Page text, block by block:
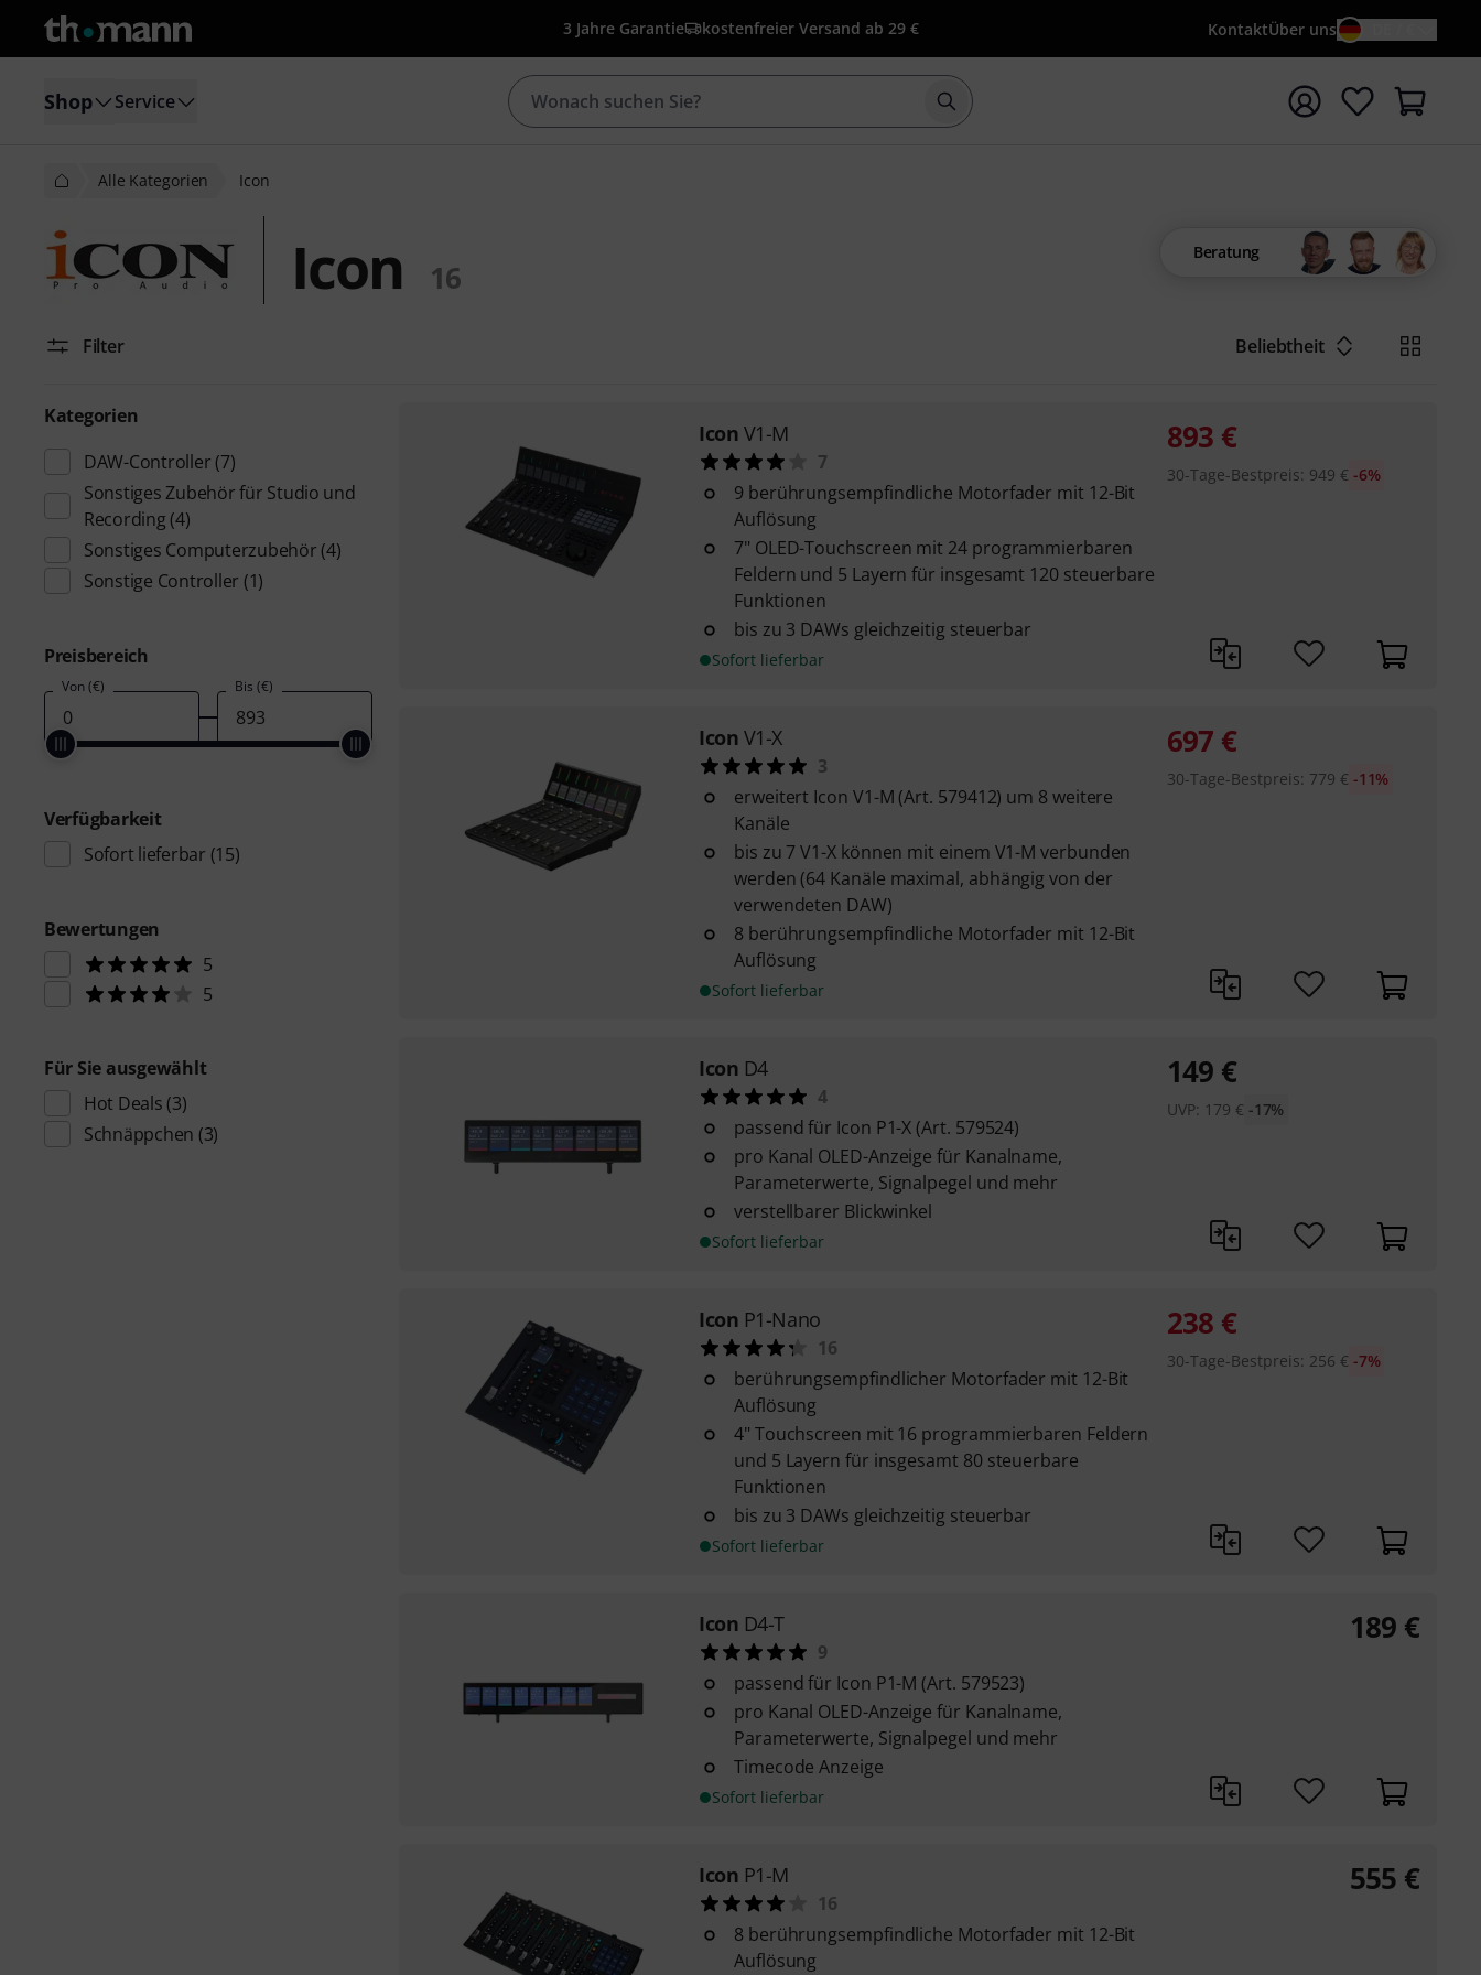
3 Jahre Garantie kostenfreier Versand ab 29 € KontaktÜber uns
Shop Service Suche mit Suchwort {searchTerm} starten
Alle Kategorien Icon
Icon 16
Beratung
Filter Beliebtheit
Kategorien
DAW-Controller (7)
Sonstiges Zubehör für Studio und
Recording (4)
Sonstiges Computerzubehör (4)
Sonstige Controller (1)
Preisbereich
Von (€) Bis (€)
Verfügbarkeit
Sofort lieferbar (15)
Bewertungen
5
5
Für Sie ausgewählt
Hot Deals (3)
Schnäppchen (3)
Icon V1-M
7
9 berührungsempfindliche Motorfader mit 12-Bit
Auflösung
7" OLED-Touchscreen mit 24 programmierbaren
Feldern und 5 Layern für insgesamt 120 steuerbare
Funktionen
bis zu 3 DAWs gleichzeitig steuerbar
Sofort lieferbar
893 €
30-Tage-Bestpreis: 949 € -6%
Icon V1-X
3
erweitert Icon V1-M (Art. 579412) um 8 weitere
Kanäle
bis zu 7 V1-X können mit einem V1-M verbunden
werden (64 Kanäle maximal, abhängig von der
verwendeten DAW)
8 berührungsempfindliche Motorfader mit 12-Bit
Auflösung
Sofort lieferbar
697 €
30-Tage-Bestpreis: 779 € -11%
Icon D4
4
passend für Icon P1-X (Art. 579524)
pro Kanal OLED-Anzeige für Kanalname,
Parameterwerte, Signalpegel und mehr
verstellbarer Blickwinkel
Sofort lieferbar
149 €
UVP: 179 € -17%
Icon P1-Nano
16
berührungsempfindlicher Motorfader mit 12-Bit
Auflösung
4" Touchscreen mit 16 programmierbaren Feldern
und 5 Layern für insgesamt 80 steuerbare
Funktionen
bis zu 3 DAWs gleichzeitig steuerbar
Sofort lieferbar
238 €
30-Tage-Bestpreis: 256 € -7%
Icon D4-T
9
passend für Icon P1-M (Art. 579523)
pro Kanal OLED-Anzeige für Kanalname,
Parameterwerte, Signalpegel und mehr
Timecode Anzeige
Sofort lieferbar
189 €
Icon P1-M
16
8 berührungsempfindliche Motorfader mit 12-Bit
Auflösung
555 €